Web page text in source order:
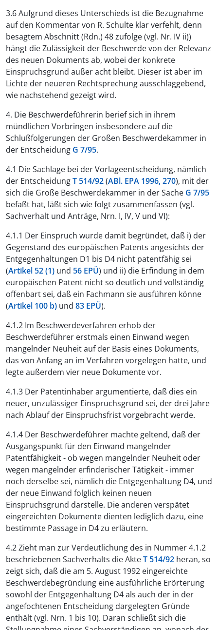
3.6 Aufgrund dieses Unterschieds ist die Bezugnahme
auf den Kommentar von R. Schulte klar verfehlt, denn
besagtem Abschnitt (Rdn.) 48 zufolge (vgl. Nr. IV ii))
hängt die Zulässigkeit der Beschwerde von der Relevanz
des neuen Dokuments ab, wobei der konkrete
Einspruchsgrund außer acht bleibt. Dieser ist aber im
Lichte der neueren Rechtsprechung ausschlaggebend,
wie nachstehend gezeigt wird.
4. Die Beschwerdeführerin berief sich in ihrem
mündlichen Vorbringen insbesondere auf die
Schlußfolgerungen der Großen Beschwerdekammer in
der Entscheidung G 7/95.
4.1 Die Sachlage bei der Vorlageentscheidung, nämlich
der EntscheidungT 514/92(ABl. EPA 1996, 270), mit der
sich die Große Beschwerdekammer in der Sache G 7/95
befaßt hat, läßt sich wie folgt zusammenfassen (vgl.
Sachverhalt und Anträge, Nrn. I, IV, V und VI):
4.1.1 Der Einspruch wurde damit begründet, daß i) der
Gegenstand des europäischen Patents angesichts der
Entgegenhaltungen D1 bis D4 nicht patentfähig sei
(Artikel 52 (1) und 56 EPÜ) und ii) die Erfindung in dem
europäischen Patent nicht so deutlich und vollständig
offenbart sei, daß ein Fachmann sie ausführen könne
(Artikel 100 b) und 83 EPÜ).
4.1.2 Im Beschwerdeverfahren erhob der
Beschwerdeführer erstmals einen Einwand wegen
mangelnder Neuheit auf der Basis eines Dokuments,
das von Anfang an im Verfahren vorgelegen hatte, und
legte außerdem vier neue Dokumente vor.
4.1.3 Der Patentinhaber argumentierte, daß dies ein
neuer, unzulässiger Einspruchsgrund sei, der drei Jahre
nach Ablauf der Einspruchsfrist vorgebracht werde.
4.1.4 Der Beschwerdeführer machte geltend, daß der
Ausgangspunkt für den Einwand mangelnder
Patentfähigkeit - ob wegen mangelnder Neuheit oder
wegen mangelnder erfinderischer Tätigkeit - immer
noch derselbe sei, nämlich die Entgegenhaltung D4, und
der neue Einwand folglich keinen neuen
Einspruchsgrund darstelle. Die anderen verspätet
eingereichten Dokumente dienten lediglich dazu, eine
bestimmte Passage in D4 zu erläutern.
4.2 Zieht man zur Verdeutlichung des in Nummer 4.1.2
beschriebenen Sachverhalts die AkteT 514/92 heran, so
zeigt sich, daß die am 5. August 1992 eingereichte
Beschwerdebegründung eine ausführliche Erörterung
sowohl der Entgegenhaltung D4 als auch der in der
angefochtenen Entscheidung dargelegten Gründe
enthält (vgl. Nrn. 1 bis 10). Daran schließt sich die